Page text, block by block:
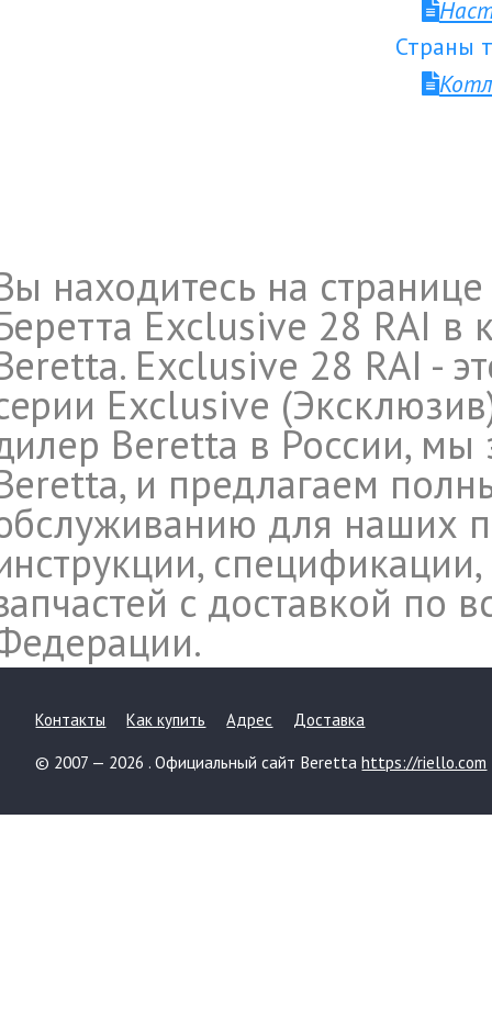
Страны
находитесь на странице
Exclusive 28 RAI в
Exclusive 28 RAI -
Exclusive
Beretta в России,
и предлагаем
для наших
c доставкой по
Контакты Как купить Адрес Доставка
© 2007 — 2026 . Официальный сайт Berettahttps://riello.com